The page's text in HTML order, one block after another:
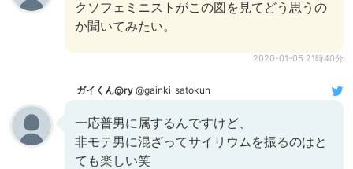
クソフェミニストがこの図を見てどう思うの
か聞いてみたい。
2020-01-05 21時40分
ガイくん@ry @gainki_satokun
一応普男に属するんですけど、
非モテ男に混ざってサイリウムを振るのはと
ても楽しい笑